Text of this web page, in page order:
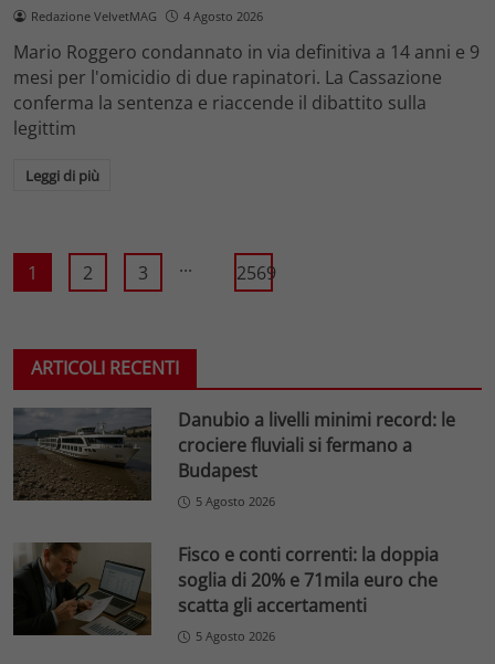
Redazione VelvetMAG 4 Agosto 2026
Mario Roggero condannato in via definitiva a 14 anni e 9
mesi per l'omicidio di due rapinatori. La Cassazione
conferma la sentenza e riaccende il dibattito sulla
legittim
Leggi di più
1 2 3 ... 2569
ARTICOLI RECENTI
Danubio a livelli minimi record: le
crociere fluviali si fermano a
Budapest
5 Agosto 2026
Fisco e conti correnti: la doppia
soglia di 20% e 71mila euro che
scatta gli accertamenti
5 Agosto 2026